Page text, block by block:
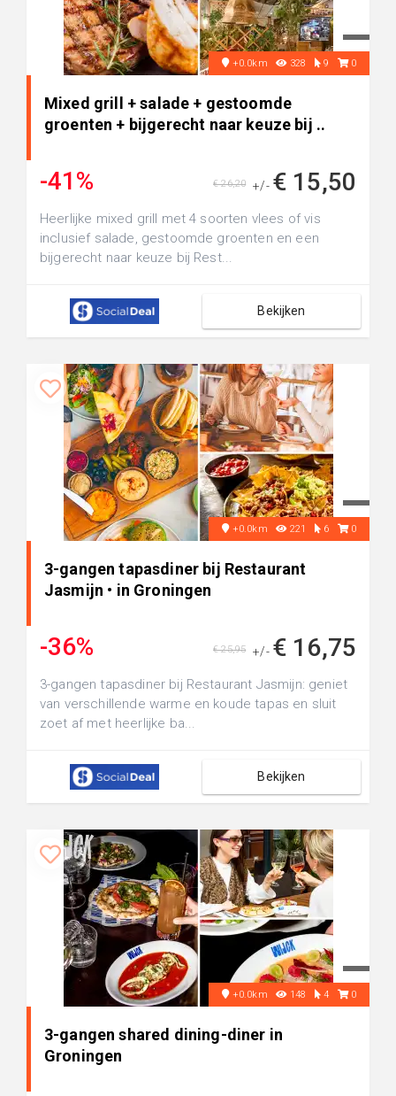
+0.0km 328 9 0
Mixed grill + salade + gestoomde
groenten + bijgerecht naar keuze bij ..
-41% +/- € 15,50
€ 26,20
Heerlijke mixed grill met 4 soorten vlees of vis
inclusief salade, gestoomde groenten en een
bijgerecht naar keuze bij Rest...
Bekijken
+0.0km 221 6 0
3-gangen tapasdiner bij Restaurant
Jasmijn • in Groningen
-36% +/- € 16,75
€ 25,95
3-gangen tapasdiner bij Restaurant Jasmijn: geniet
van verschillende warme en koude tapas en sluit
zoet af met heerlijke ba...
Bekijken
+0.0km 148 4 0
3-gangen shared dining-diner in
Groningen